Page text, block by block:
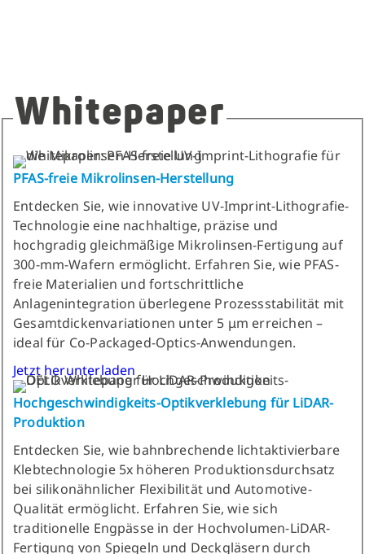
Whitepaper
PFAS-freie Mikrolinsen-Herstellung
Entdecken Sie, wie innovative UV-Imprint-Lithografie-
Technologie eine nachhaltige, präzise und
hochgradig gleichmäßige Mikrolinsen-Fertigung auf
300-mm-Wafern ermöglicht. Erfahren Sie, wie PFAS-
freie Materialien und fortschrittliche
Anlagenintegration überlegene Prozessstabilität mit
Gesamtdickenvariationen unter 5 μm erreichen –
ideal für Co-Packaged-Optics-Anwendungen.
Jetzt herunterladen
Hochgeschwindigkeits-Optikverklebung für LiDAR-
Produktion
Entdecken Sie, wie bahnbrechende lichtaktivierbare
Klebtechnologie 5x höheren Produktionsdurchsatz
bei silikonähnlicher Flexibilität und Automotive-
Qualität ermöglicht. Erfahren Sie, wie sich
traditionelle Engpässe in der Hochvolumen-LiDAR-
Fertigung von Spiegeln und Deckgläsern durch